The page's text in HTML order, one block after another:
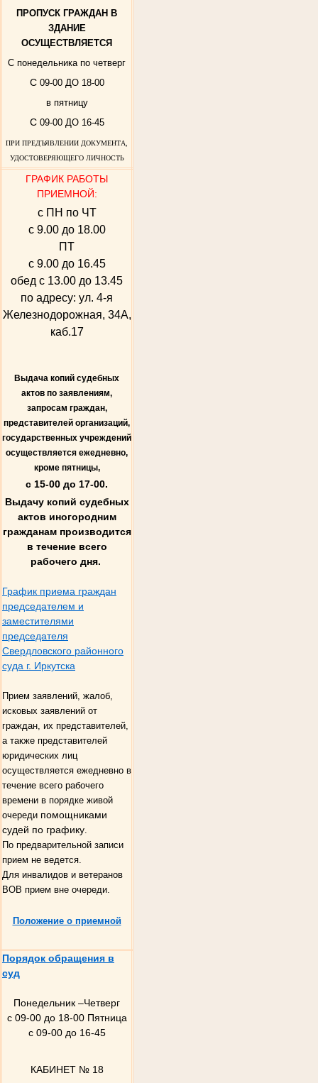
ПРОПУСК ГРАЖДАН В
ЗДАНИЕ
ОСУЩЕСТВЛЯЕТСЯ
С понедельника по четверг
С09-00 ДО 18-00
в пятницу
С09-00 ДО 16-45
ПРИ ПРЕДЪЯВЛЕНИИ ДОКУМЕНТА,
УДОСТОВЕРЯЮЩЕГО ЛИЧНОСТЬ
ГРАФИК РАБОТЫ
ПРИЕМНОЙ:
с ПН по ЧТ
с 9.00 до 18.00
ПТ
с 9.00 до 16.45
обед с 13.00 до 13.45
по адресу: ул. 4-я
Железнодорожная, 34А,
каб.17
Выдача копий судебных
актов по заявлениям,
запросам граждан,
представителей организаций,
государственных учреждений
осуществляется ежедневно,
кроме пятницы,
с 15-00 до 17-00.
Выдачу копий судебных
актов иногородним
гражданам производится
в течение всего
рабочего дня.
График приема граждан
председателем и
заместителями
председателя
Свердловского районного
суда г. Иркутска
Прием заявлений, жалоб,
исковых заявлений от
граждан, их представителей,
а также представителей
юридических лиц
осуществляется ежедневно в
течение всего рабочего
времени в порядке живой
очереди помощниками
судей по графику
По предварительной записи
прием не ведется.
Для инвалидов и ветеранов
ВОВ прием вне очереди.
Положение о приемной
Порядок обращения в
суд
Понедельник –Четверг
с 09-00 до 18-00 Пятница
с 09-00 до 16-45
КАБИНЕТ № 18